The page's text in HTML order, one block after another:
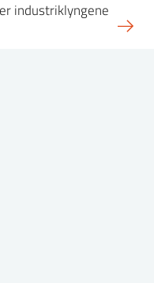
industriklyngene